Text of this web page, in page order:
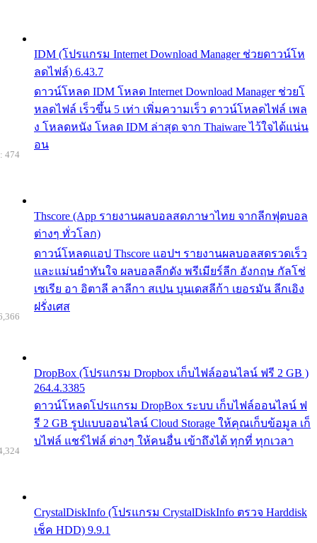
IDM (โปรแกรม Internet Download Manager ช่วยดาวน์โห
ลดไฟล์) 6.43.7
ดาวน์โหลด IDM โหลด Internet Download Manager ช่วยโ
หลดไฟล์ เร็วขึ้น 5 เท่า เพิ่มความเร็ว ดาวน์โหลดไฟล์ เพล
ง โหลดหนัง โหลด IDM ล่าสุด จาก Thaiware ไว้ใจได้แน่น
อน
Thscore (App รายงานผลบอลสดภาษาไทย จากลีกฟุตบอล
ต่างๆ ทั่วโลก)
ดาวน์โหลดแอป Thscore แอปฯ รายงานผลบอลสดรวดเร็ว
และแม่นยำทันใจ ผลบอลลีกดัง พรีเมียร์ลีก อังกฤษ กัลโช่
เซเรีย อา อิตาลี ลาลีกา สเปน บุนเดสลีก้า เยอรมัน ลีกเอิง
ฝรั่งเศส
474
DropBox (โปรแกรม Dropbox เก็บไฟล์ออนไลน์ ฟรี 2 GB )
264.4.3385
ดาวน์โหลดโปรแกรม DropBox ระบบ เก็บไฟล์ออนไลน์ ฟ
รี 2 GB รูปแบบออนไลน์ Cloud Storage ให้คุณเก็บข้อมูล เก็
บไฟล์ แชร์ไฟล์ ต่างๆ ให้คนอื่น เข้าถึงได้ ทุกที่ ทุกเวลา
CrystalDiskInfo (โปรแกรม CrystalDiskInfo ตรวจ Harddisk
เช็ค HDD) 9.9.1